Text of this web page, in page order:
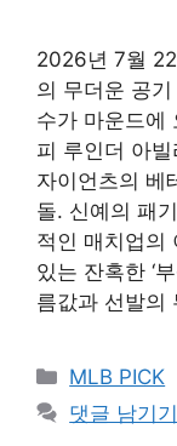
2026년 7월
의 무더운 공
수가 마운드에
피 루인더 아
자이언츠의 베
돌. 신예의 패
적인 매치업의
있는 잔혹한 ‘
름값과 선발의
카
테
고
MLB PICK
댓글 남기기